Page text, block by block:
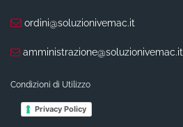
ordini@soluzionivemac.it
amministrazione@soluzionivemac.it
Condizioni di Utilizzo
Privacy Policy